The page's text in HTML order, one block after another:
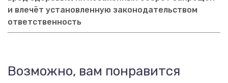
и влечёт установленную законодательством
ответственность
Возможно, вам понравится